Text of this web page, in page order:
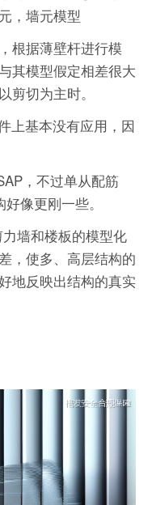
，墙元模型
根据薄壁杆进行模
其模型假定相差很大
剪切为主时。
上基本没有应用，因
，不过单从配筋
像更刚一些。
墙和楼板的模型化
，使多、高层结构的
地反映出结构的真实